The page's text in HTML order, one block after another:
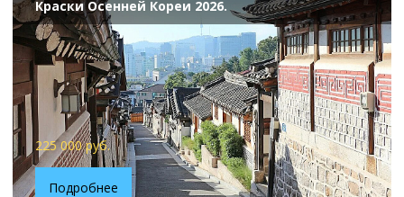
Краски Осенней Кореи 2026.
225 000 руб.
Подробнее